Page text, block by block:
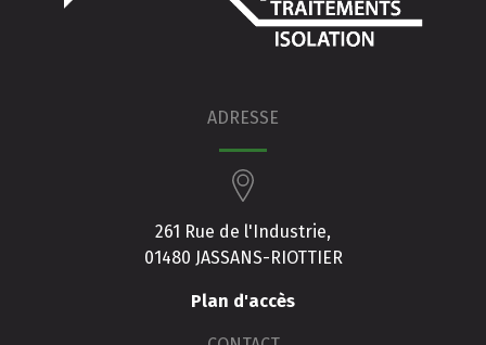
ADRESSE
261 Rue de l'Industrie,
01480 JASSANS-RIOTTIER
Plan d'accès